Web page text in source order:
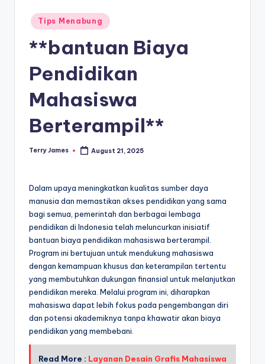
Posted
in
Tips Menabung
**bantuan Biaya
Pendidikan
Mahasiswa
Berterampil**
Posted
Terry James August 21, 2025
Dalam upaya meningkatkan kualitas sumber daya
manusia dan memastikan akses pendidikan yang sama
bagi semua, pemerintah dan berbagai lembaga
pendidikan di Indonesia telah meluncurkan inisiatif
bantuan biaya pendidikan mahasiswa berterampil.
Program ini bertujuan untuk mendukung mahasiswa
dengan kemampuan khusus dan keterampilan tertentu
yang membutuhkan dukungan finansial untuk melanjutkan
pendidikan mereka. Melalui program ini, diharapkan
mahasiswa dapat lebih fokus pada pengembangan diri
dan potensi akademiknya tanpa khawatir akan biaya
pendidikan yang membebani.
Read More : Layanan Desain Grafis Mahasiswa